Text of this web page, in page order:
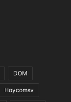
DOM
Hoycomsv